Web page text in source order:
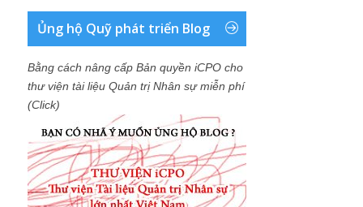
Ủng hộ Quỹ phát triển Blog
Bằng cách nâng cấp Bản quyền iCPO cho
thư viện tài liệu Quản trị Nhân sự miễn phí
(Click)